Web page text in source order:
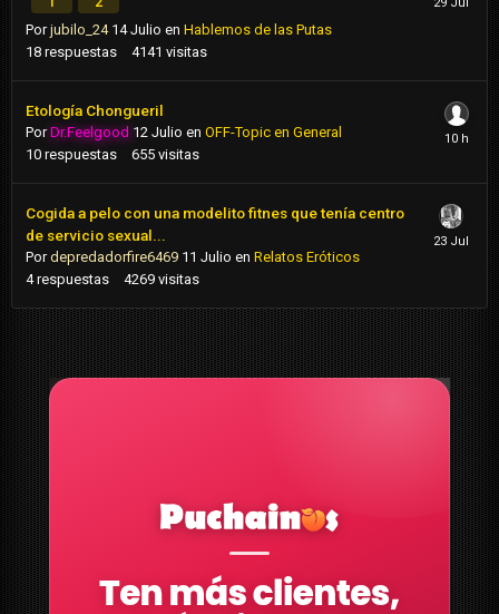
Porjubilo_24 14 Julio en Hablemos de las Putas
18 respuestas 4141 visitas
Etología Chongueril
PorDr.Feelgood 12 Julio en OFF-Topic en General
10 respuestas 655 visitas
Cogida a pelo con una modelito fitnes que tenía centro
de servicio sexual...
Pordepredadorfire6469 11 Julio en Relatos Eróticos
4 respuestas 4269 visitas